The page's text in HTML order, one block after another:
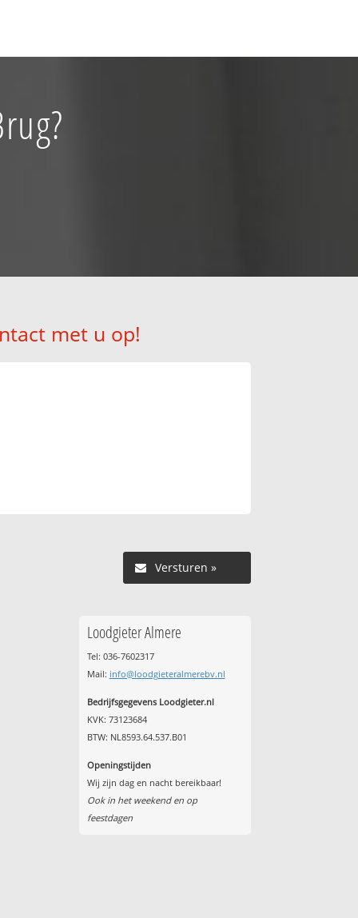
met u op!
Versturen »
Loodgieter Almere
Tel: 036-7602317
Mail: info@loodgieteralmerebv.nl
Bedrijfsgegevens Loodgieter.nl
KVK: 73123684
BTW: NL8593.64.537.B01
Openingstijden
Wij zijn dag en nacht bereikbaar!
Ook in het weekend en op
feestdagen